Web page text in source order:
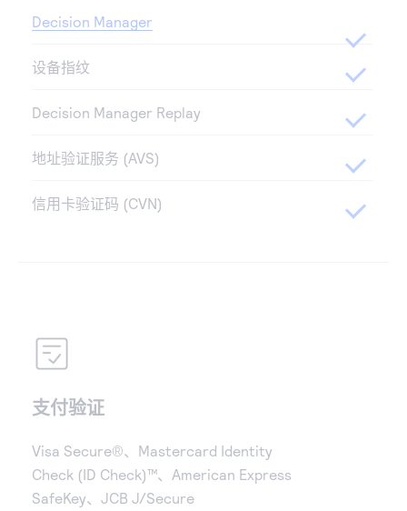
Decision Manager
设备指纹
Decision Manager Replay
地址验证服务 (AVS)
信用卡验证码 (CVN)
支付验证
Visa Secure®、Mastercard Identity
Check (ID Check)™、American Express
SafeKey、JCB J/Secure